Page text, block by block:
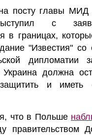
посту главы
с
в границах,
"Известия" со
дипломатии
должна
и иметь
что в Польше
правительством